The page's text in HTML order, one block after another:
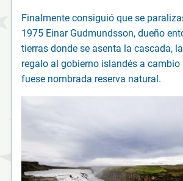
Finalmente consiguió que se
1975 Einar Gudmundsson, dueño
tierras donde se asenta la cascada,
regalo al gobierno islandés a
fuese nombrada reserva natural.